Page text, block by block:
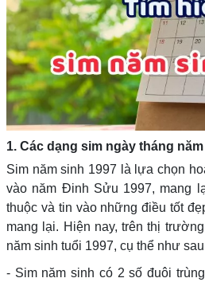
1. Các dạng sim ngày tháng
Sim năm sinh 1997 là lựa chọn
vào năm Đinh Sửu 1997, mang
thuộc và tin vào những điều tốt
mang lại. Hiện nay, trên thị
năm sinh tuổi 1997, cụ thể như
- Sim năm sinh có 2 số đuôi